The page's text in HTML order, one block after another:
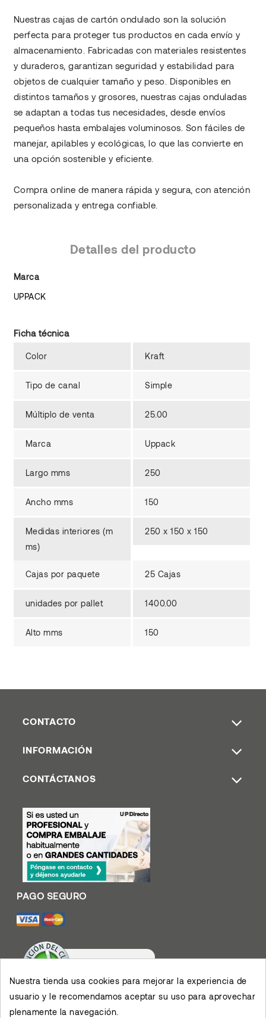
Nuestras cajas de cartón ondulado son la solución
perfecta para proteger tus productos en cada envío y
almacenamiento. Fabricadas con materiales resistentes
y duraderos, garantizan seguridad y estabilidad para
objetos de cualquier tamaño y peso. Disponibles en
distintos tamaños y grosores, nuestras cajas onduladas
se adaptan a todas tus necesidades, desde envíos
pequeños hasta embalajes voluminosos. Son fáciles de
manejar, apilables y ecológicas, lo que las convierte en
una opción sostenible y eficiente.
Compra online de manera rápida y segura, con atención
personalizada y entrega confiable.
Detalles del producto
Marca
UPPACK
Ficha técnica
Color Kraft
Tipo de canal Simple
Múltiplo de venta 25.00
Marca Uppack
Largo mms 250
Ancho mms 150
Medidas interiores (m
ms)
250 x 150 x 150
Cajas por paquete 25 Cajas
unidades por pallet 1400.00
Alto mms 150
CONTACTO
INFORMACIÓN
CONTÁCTANOS
Valoración De Clientes
Muy contento con el
Nuestra tienda usa cookies para mejorar la experiencia de
usuario y le recomendamos aceptar su uso para aprovechar
plenamente la navegación.